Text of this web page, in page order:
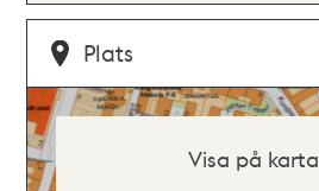
Plats
Visa på karta